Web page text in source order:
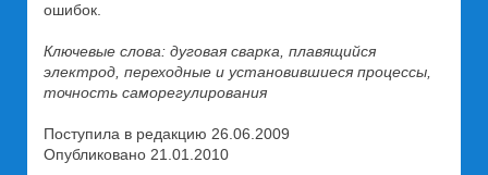
ошибок.
Ключевые слова: дуговая сварка, плавящийся
электрод, переходные и установившиеся процессы,
точность саморегулирования
Поступила в редакцию 26.06.2009
Опубликовано 21.01.2010